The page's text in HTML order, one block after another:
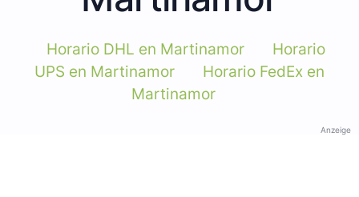
Horario DHL en Martinamor
Horario
UPS en Martinamor
Horario FedEx en
Martinamor
Anzeige